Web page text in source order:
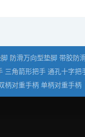
防滑万向型垫脚 带胶防
三角箭形把手 通孔十字把
柄对重手柄 单柄对重手柄